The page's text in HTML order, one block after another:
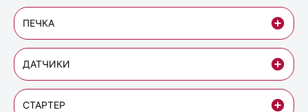
ПЕЧКА
ДАТЧИКИ
СТАРТЕР